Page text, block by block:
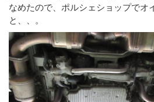
なめたので、ポルシェショップでオ
と、、。